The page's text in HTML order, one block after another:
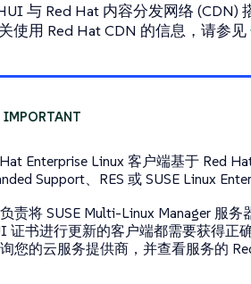
与 Red Hat 内容分发网络 (CDN)
使用 Red Hat CDN 的信息，请参见
Enterprise Linux 客户端基于 Red
Support、RES 或 SUSE Linux
责将 SUSE Multi-Linux Manager 服
证书进行更新的客户端都需要获得正
您的云服务提供商，并查看服务的